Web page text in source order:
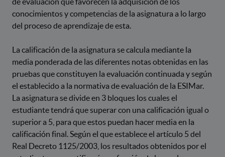
conocimientos y competencias de la asignatura a lo largo
del proceso de aprendizaje de esta.
La calificación de la asignatura se calcula mediante la
media ponderada de las diferentes notas obtenidas en las
pruebas que constituyen la evaluación continuada y según
el establecido a la normativa de evaluación de la ESIMar.
La asignatura se divide en 3 bloques los cuales el
estudiante tendrá que superar con una calificación igual o
superior a 5, para que estos puedan hacer media en la
calificación final. Según el que establece el artículo 5 del
Real Decreto 1125/2003, los resultados obtenidos por el